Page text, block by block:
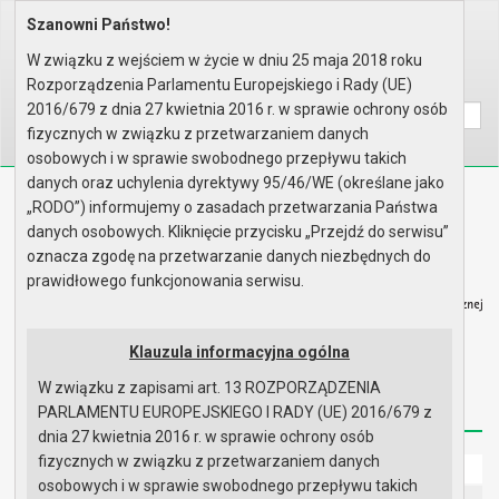
Home Prawo lokalne
Wyszukaj na stronie:
A AA
Biuletyn Informacji Publicznej
Urząd Miasta i Gminy w Gryfinie
Redakcja Instrukcja korzystania Dostępność
Strona główna
Szanowni Państwo!
W związku z wejściem w życie w dniu 25 maja 2018 roku
Rozporządzenia Parlamentu Europejskiego i Rady (UE)
2016/679 z dnia 27 kwietnia 2016 r. w sprawie ochrony osób
fizycznych w związku z przetwarzaniem danych
osobowych i w sprawie swobodnego przepływu takich
danych oraz uchylenia dyrektywy 95/46/WE (określane jako
„RODO”) informujemy o zasadach przetwarzania Państwa
danych osobowych. Kliknięcie przycisku „Przejdź do serwisu”
oznacza zgodę na przetwarzanie danych niezbędnych do
prawidłowego funkcjonowania serwisu.
Klauzula informacyjna ogólna
W związku z zapisami art. 13 ROZPORZĄDZENIA
PARLAMENTU EUROPEJSKIEGO I RADY (UE) 2016/679 z
dnia 27 kwietnia 2016 r. w sprawie ochrony osób
fizycznych w związku z przetwarzaniem danych
osobowych i w sprawie swobodnego przepływu takich